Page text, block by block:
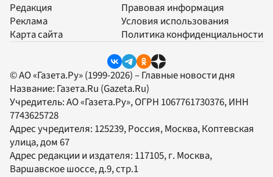
Редакция
Реклама
Карта сайта
Правовая информация
Условия использования
Политика конфиденциальности
© АО «Газета.Ру» (1999-2026) – Главные новости дня
Название: Газета.Ru (Gazeta.Ru)
Учредитель:АО «Газета.Ру», ОГРН 1067761730376, ИНН
7743625728
Адрес учредителя: 125239, Россия, Москва, Коптевская
улица, дом 67
Адрес редакции и издателя: 117105, г. Москва,
Варшавское шоссе, д.9, стр.1